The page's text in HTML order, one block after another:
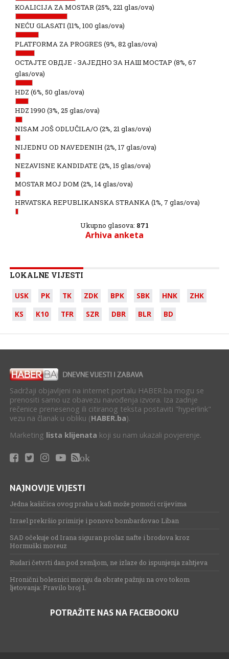
KOALICIJA ZA MOSTAR(25%, 221 glas/ova)
NEĆU GLASATI (11%, 100 glas/ova)
PLATFORMA ZA PROGRES (9%, 82 glas/ova)
ОСТАЈТЕ ОВДЈЕ - ЗАЈЕДНО ЗА НАШ МОСТАР (8%, 67
glas/ova)
HDZ (6%, 50 glas/ova)
HDZ 1990 (3%, 25 glas/ova)
NISAM JOŠ ODLUČILA/O (2%, 21 glas/ova)
NIJEDNU OD NAVEDENIH (2%, 17 glas/ova)
NEZAVISNE KANDIDATE (2%, 15 glas/ova)
MOSTAR MOJ DOM (2%, 14 glas/ova)
HRVATSKA REPUBLIKANSKA STRANKA(1%, 7 glas/ova)
Ukupno glasova: 871
Arhiva anketa
LOKALNE VIJESTI
USK PK TK ZDK BPK SBK HNK
ZHK
KS
K10 TFR SZR DBR BLR BD
Sadržaji objavljeni na internet portalu HABER.ba mogu se
prenositi samo uz obavezu navođenja izvora. Iza zadnje
rečenice prenesenog ili citiranog teksta postaviti "hyperlink"
vezu na članak u obliku (HABER.ba).
Marketing lista klijenata koji su nam ukazali povjerenje.
ok
NAJNOVIJE VIJESTI
Jedna kašičica ovog praha u kafi može pomoći crijevima
Izrael prekršio primirje i ponovo bombardovao Liban
SAD očekuje od Irana siguran prolaz nafte i brodova kroz
Hormuški moreuz
Rudari četvrti dan pod zemljom, ne izlaze do ispunjenja zahtjeva
Hronični bolesnici moraju da obrate pažnju na ovo tokom
ljetovanja: Pravilo broj 1.
POTRAŽITE NAS NA FACEBOOKU